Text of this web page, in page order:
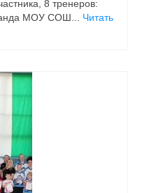
8 тренеров:
МОУ СОШ... Читать